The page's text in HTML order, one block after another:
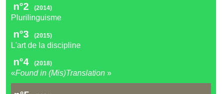
n°2 (2014)
Plurilinguisme
n°3 (2015)
L'art de la discipline
n°4 (2018)
«Found in (Mis)Translation »